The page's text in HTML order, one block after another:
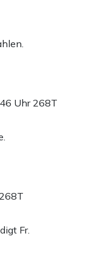
Uhr 268T
268T
Fr.